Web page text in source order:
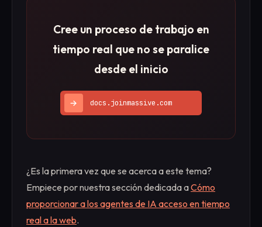
Cree un proceso de trabajo en
tiempo real que no se paralice
desde el inicio
docs.joinmassive.com
¿Es la primera vez que se acerca a este tema?
Empiece por nuestra sección dedicada aCómo
proporcionar a los agentes de IA acceso en tiempo
real a la web.